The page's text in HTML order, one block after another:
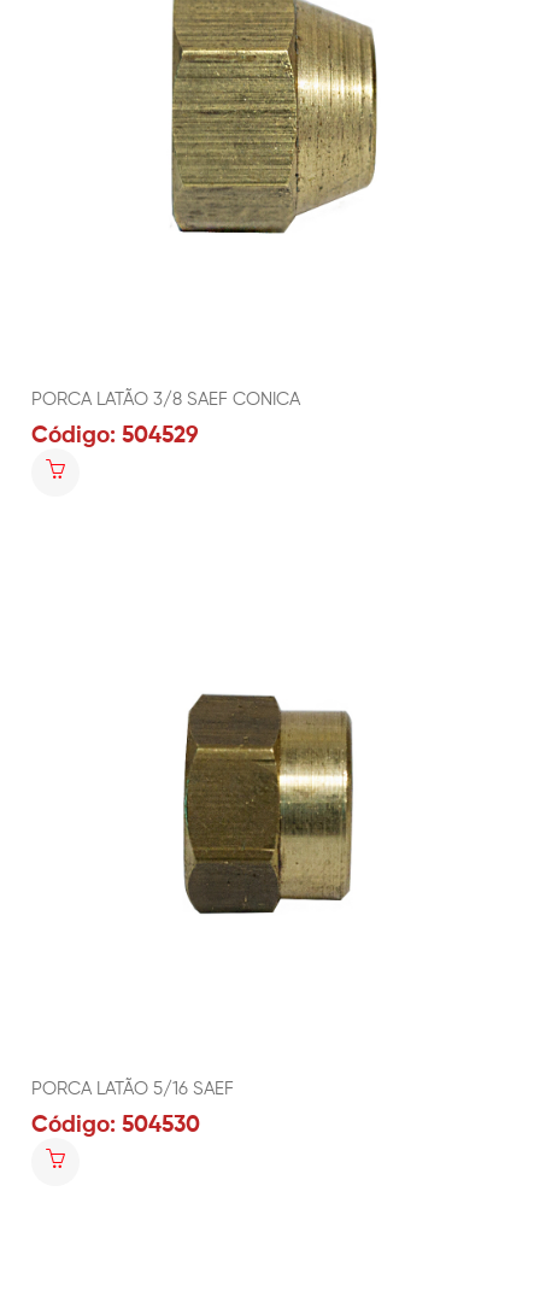
PORCA LATÃO 3/8 SAEF CONICA
Código: 504529
PORCA LATÃO 5/16 SAEF
Código: 504530